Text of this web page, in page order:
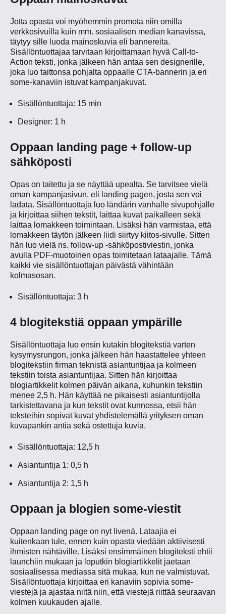
Jotta opasta voi myöhemmin promota niin omilla
verkkosivuilla kuin mm. sosiaalisen median kanavissa,
täytyy sille luoda mainoskuvia eli bannereita.
Sisällöntuottajaa tarvitaan kirjoittamaan hyvä Call-to-
Action teksti, jonka jälkeen hän antaa sen designerille,
joka luo taittonsa pohjalta oppaalle CTA-bannerin ja eri
some-kanaviin istuvat kampanjakuvat.
Sisällöntuottaja: 15 min
Designer: 1 h
Oppaan landing page + follow-up
sähköposti
Opas on taitettu ja se näyttää upealta. Se tarvitsee vielä
oman kampanjasivun, eli landing pagen, josta sen voi
ladata. Sisällöntuottaja luo ländärin vanhalle sivupohjalle
ja kirjoittaa siihen tekstit, laittaa kuvat paikalleen sekä
laittaa lomakkeen toimintaan. Lisäksi hän varmistaa, että
lomakkeen täytön jälkeen liidi siirtyy kiitos-sivulle. Sitten
hän luo vielä ns. follow-up -sähköpostiviestin, jonka
avulla PDF-muotoinen opas toimitetaan lataajalle. Tämä
kaikki vie sisällöntuottajan päivästä vähintään
kolmasosan.
Sisällöntuottaja: 3 h
4 blogitekstiä oppaan ympärille
Sisällöntuottaja luo ensin kutakin blogitekstiä varten
kysymysrungon, jonka jälkeen hän haastattelee yhteen
blogitekstiin firman teknistä asiantuntijaa ja kolmeen
tekstiin toista asiantuntijaa. Sitten hän kirjoittaa
blogiartikkelit kolmen päivän aikana, kuhunkin tekstiin
menee 2,5 h. Hän käyttää ne pikaisesti asiantuntijolla
tarkistettavana ja kun tekstit ovat kunnossa, etsii hän
teksteihin sopivat kuvat yhdistelemällä yrityksen oman
kuvapankin antia sekä ostettuja kuvia.
Sisällöntuottaja: 12,5 h
Asiantuntija 1: 0,5 h
Asiantuntija 2: 1,5 h
Oppaan ja blogien some-viestit
Oppaan landing page on nyt livenä. Lataajia ei
kuitenkaan tule, ennen kuin opasta viedään aktiivisesti
ihmisten nähtäville. Lisäksi ensimmäinen blogiteksti ehtii
launchiin mukaan ja loputkin blogiartikkelit jaetaan
sosiaalisessa mediassa sitä mukaa, kun ne valmistuvat.
Sisällöntuottaja kirjoittaa eri kanaviin sopivia some-
viestejä ja ajastaa niitä niin, että viestejä riittää seuraavan
kolmen kuukauden ajalle.